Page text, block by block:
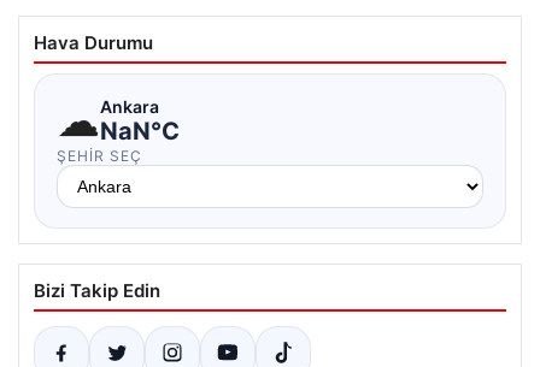
Hava Durumu
☁Ankara
NaN°C
ŞEHIR SEÇ
Bizi Takip Edin